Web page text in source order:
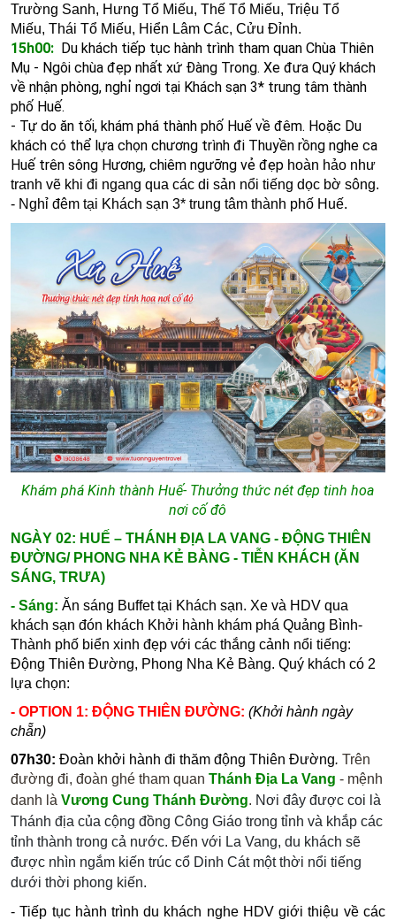
Trường Sanh, Hưng Tổ Miếu, Thế Tổ Miếu,Triệu Tổ
Miếu,Thái Tổ Miếu, Hiển Lâm Các, Cửu Đỉnh.
15h00: Du khách tiếp tục hành trình tham quan Chùa Thiên
Mụ - Ngôi chùa đẹp nhất xứ Đàng Trong. Xe đưa Quý khách
về nhận phòng, nghỉ ngơi tại Khách sạn 3* trung tâm thành
phố Huế.
- Tự do ăn tối, khám phá thành phố Huế về đêm. Hoặc Du
khách có thể lựa chọn chương trình đi Thuyền rồng nghe ca
Huế trên sông Hương,chiêm ngưỡng vẻ đẹp hoàn hảo như
tranh vẽ khi đi ngang qua các di sản nổi tiếng dọc bờ sông.
- Nghỉ đêm tại Khách sạn 3* trung tâm thành phố Huế.
Khám phá Kinh thành Huế- Thưởng thức nét đẹp tinh hoa
nơi cố đô
NGÀY 02: HUẾ – THÁNH ĐỊA LA VANG - ĐỘNG THIÊN
ĐƯỜNG/ PHONG NHA KẺ BÀNG - TIỄN KHÁCH (ĂN
SÁNG, TRƯA)
- Sáng: Ăn sáng Buffet tại Khách sạn. Xe và HDV qua
khách sạn đón khách Khởi hành khám phá Quảng Bình-
Thành phố biển xinh đẹp với các thắng cảnh nổi tiếng:
Động Thiên Đường, Phong Nha Kẻ Bàng. Quý khách có 2
lựa chọn:
- OPTION 1: ĐỘNG THIÊN ĐƯỜNG:(Khởi hành ngày
chẵn)
07h30: Đoàn khởi hành đi thămđộng Thiên Đường.Trên
đường đi, đoàn ghé tham quanThánh Địa La Vang - mệnh
danh làVương Cung Thánh Đường. Nơi đây được coi là
Thánh địa của cộng đồng Công Giáo trong tỉnh và khắp các
tỉnh thành trong cả nước. Đến với La Vang, du khách sẽ
được nhìn ngắm kiến trúc cổ Dinh Cátmột thời nổi tiếng
dưới thời phong kiến.
- Tiếp tục hành trình du khách nghe HDV giới thiệu về các